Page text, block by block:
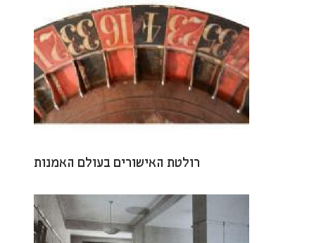
רולטת האישורים בעולם האמנות